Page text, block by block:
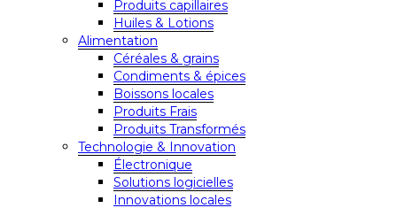
Produits capillaires
Huiles & Lotions
Alimentation
Céréales & grains
Condiments & épices
Boissons locales
Produits Frais
Produits Transformés
Technologie & Innovation
Électronique
Solutions logicielles
Innovations locales